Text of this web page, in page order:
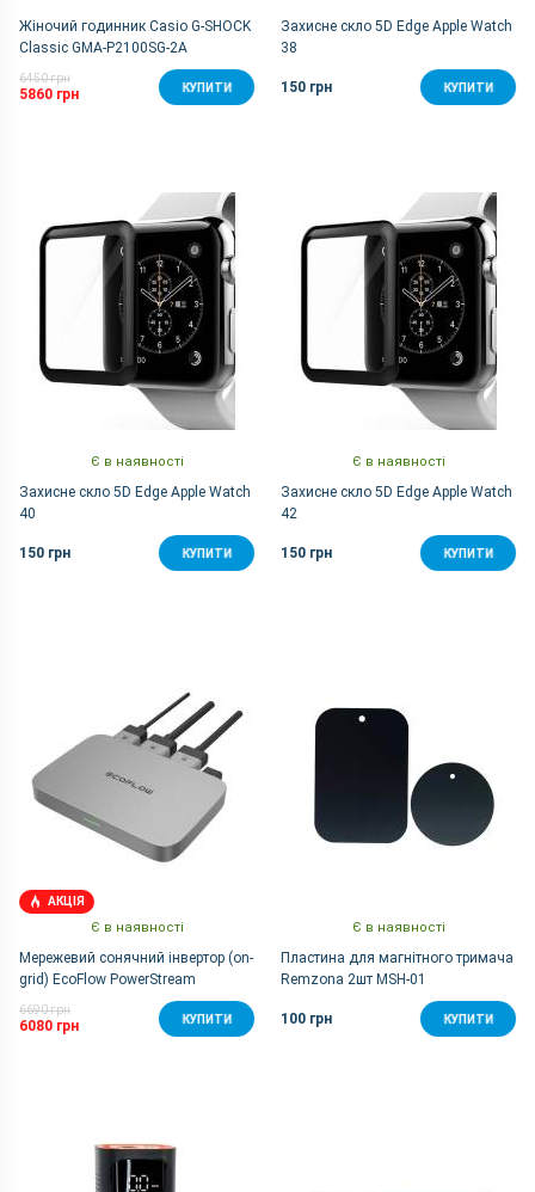
Жіночий годинник Casio G-SHOCK
Classic GMA-P2100SG-2A
6450 грн
5860 грн КУПИТИ
Захисне скло 5D Edge Apple Watch
38
150 грн КУПИТИ
Є в наявності
Захисне скло 5D Edge Apple Watch
40
150 грн КУПИТИ
Є в наявності
Захисне скло 5D Edge Apple Watch
42
150 грн КУПИТИ
АКЦІЯ
Є в наявності
Мережевий сонячний інвертор (on-
grid) EcoFlow PowerStream
Microinverter 600W
6690 грн
6080 грн КУПИТИ
Є в наявності
Пластина для магнітного тримача
Remzona 2шт MSH-01
100 грн КУПИТИ